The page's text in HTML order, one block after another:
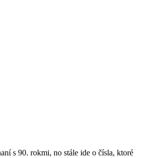
s 90. rokmi, no stále ide o čísla, ktoré